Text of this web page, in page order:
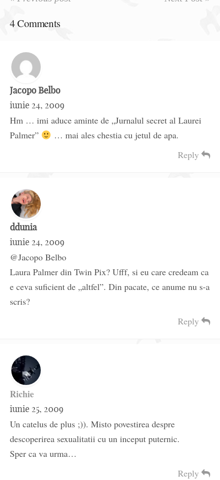
4 Comments
Jacopo Belbo
iunie 24, 2009
Hm … imi aduce aminte de „Jurnalul secret al Laurei
Palmer”
… mai ales chestia cu jetul de apa.
Reply
ddunia
iunie 24, 2009
@Jacopo Belbo
Laura Palmer din Twin Pix? Ufff, si eu care credeam ca
e ceva suficient de „altfel”. Din pacate, ce anume nu s-a
scris?
Reply
Richie
iunie 25, 2009
Un catelus de plus ;)). Misto povestirea despre
descoperirea sexualitatii cu un inceput puternic.
Sper ca va urma…
Reply